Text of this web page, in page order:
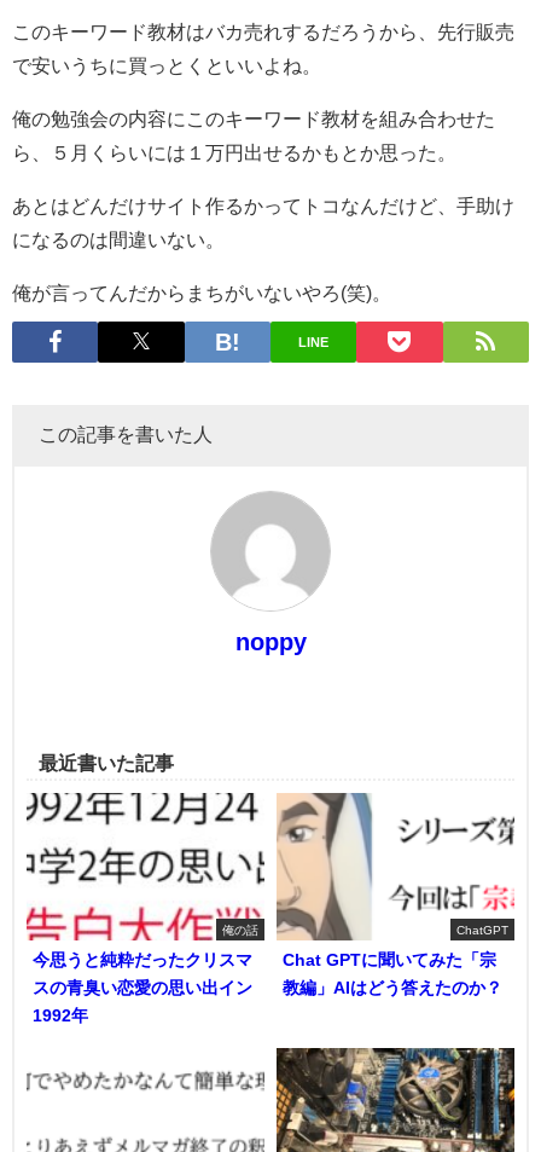
このキーワード教材はバカ売れするだろうから、先行販売
で安いうちに買っとくといいよね。
俺の勉強会の内容にこのキーワード教材を組み合わせた
ら、５月くらいには１万円出せるかもとか思った。
あとはどんだけサイト作るかってトコなんだけど、手助け
になるのは間違いない。
俺が言ってんだからまちがいないやろ(笑)。
LINE
この記事を書いた人
noppy
最近書いた記事
俺の話
今思うと純粋だったクリスマ
スの青臭い恋愛の思い出イン
1992年
ChatGPT
Chat GPTに聞いてみた「宗
教編」AIはどう答えたのか？